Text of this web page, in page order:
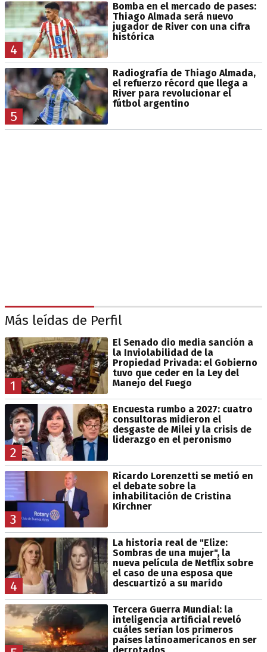
4
Bomba en el mercado de pases:
Thiago Almada será nuevo
jugador de River con una cifra
histórica
5
Radiografía de Thiago Almada,
el refuerzo récord que llega a
River para revolucionar el
fútbol argentino
Más leídas de Perfil
1
El Senado dio media sanción a
la Inviolabilidad de la
Propiedad Privada: el Gobierno
tuvo que ceder en la Ley del
Manejo del Fuego
2
Encuesta rumbo a 2027: cuatro
consultoras midieron el
desgaste de Milei y la crisis de
liderazgo en el peronismo
3
Ricardo Lorenzetti se metió en
el debate sobre la
inhabilitación de Cristina
Kirchner
4
La historia real de "Elize:
Sombras de una mujer", la
nueva película de Netflix sobre
el caso de una esposa que
descuartizó a su marido
Tercera Guerra Mundial: la
inteligencia artificial reveló
cuáles serían los primeros
países latinoamericanos en ser